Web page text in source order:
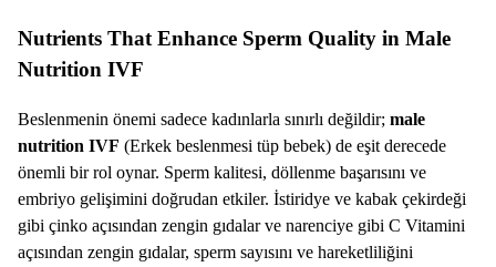
Nutrients That Enhance Sperm Quality in Male
Nutrition IVF
Beslenmenin önemi sadece kadınlarla sınırlı değildir; male
nutrition IVF (Erkek beslenmesi tüp bebek) de eşit derecede
önemli bir rol oynar. Sperm kalitesi, döllenme başarısını ve
embriyo gelişimini doğrudan etkiler. İstiridye ve kabak çekirdeği
gibi çinko açısından zengin gıdalar ve narenciye gibi C Vitamini
açısından zengin gıdalar, sperm sayısını ve hareketliliğini